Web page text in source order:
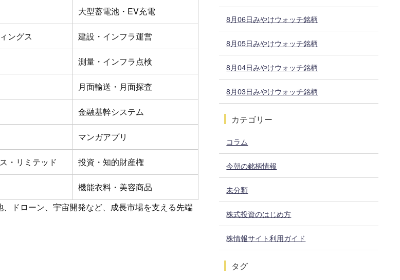
大型蓄電池・EV充電
ングス 建設・インフラ運営
測量・インフラ点検
月面輸送・月面探査
金融基幹システム
マンガアプリ
・リミテッド 投資・知的財産権
機能衣料・美容商品
ドローン、宇宙開発など、成長市場を支える先端
8月06日みやけウォッチ銘柄
8月05日みやけウォッチ銘柄
8月04日みやけウォッチ銘柄
8月03日みやけウォッチ銘柄
カテゴリー
コラム
今朝の銘柄情報
未分類
株式投資のはじめ方
株情報サイト利用ガイド
タグ